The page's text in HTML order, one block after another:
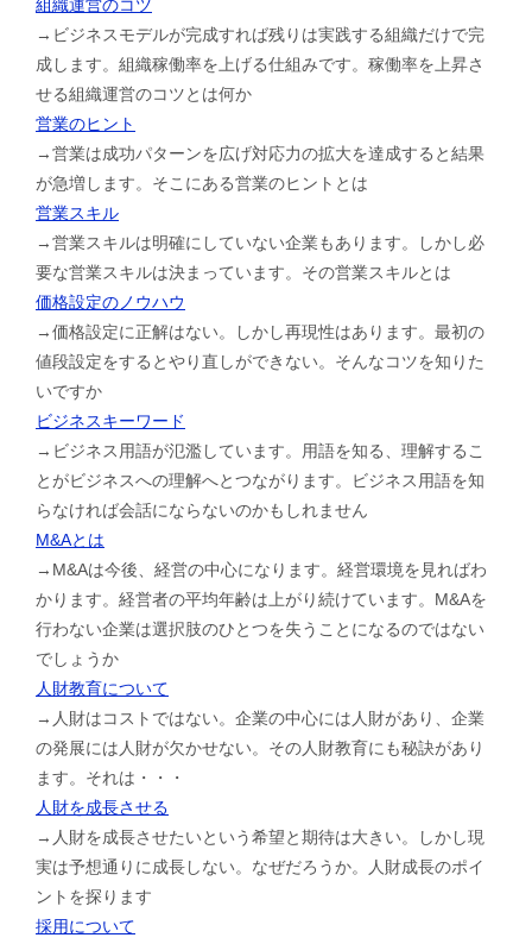
組織運営のコツ
→ビジネスモデルが完成すれば残りは実践する組織だけで完
成します。組織稼働率を上げる仕組みです。稼働率を上昇さ
せる組織運営のコツとは何か
営業のヒント
→営業は成功パターンを広げ対応力の拡大を達成すると結果
が急増します。そこにある営業のヒントとは
営業スキル
→営業スキルは明確にしていない企業もあります。しかし必
要な営業スキルは決まっています。その営業スキルとは
価格設定のノウハウ
→価格設定に正解はない。しかし再現性はあります。最初の
値段設定をするとやり直しができない。そんなコツを知りた
いですか
ビジネスキーワード
→ビジネス用語が氾濫しています。用語を知る、理解するこ
とがビジネスへの理解へとつながります。ビジネス用語を知
らなければ会話にならないのかもしれません
M&Aとは
→M&Aは今後、経営の中心になります。経営環境を見ればわ
かります。経営者の平均年齢は上がり続けています。M&Aを
行わない企業は選択肢のひとつを失うことになるのではない
でしょうか
人財教育について
→人財はコストではない。企業の中心には人財があり、企業
の発展には人財が欠かせない。その人財教育にも秘訣があり
ます。それは・・・
人財を成長させる
→人財を成長させたいという希望と期待は大きい。しかし現
実は予想通りに成長しない。なぜだろうか。人財成長のポイ
ントを探ります
採用について